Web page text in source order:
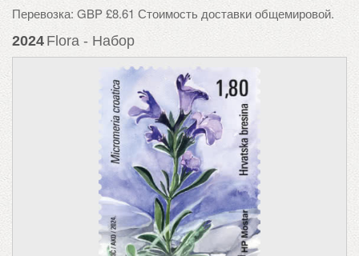
Перевозка: GBP £8.61 Стоимость доставки общемировой.
2024 Flora - Набор